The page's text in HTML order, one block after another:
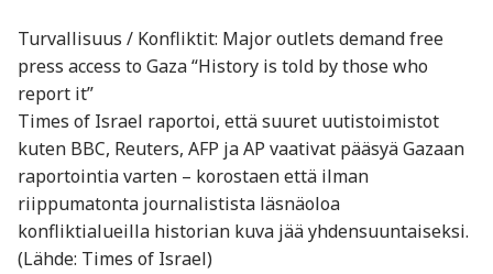
Turvallisuus / Konfliktit: Major outlets demand free
press access to Gaza “History is told by those who
report it”
Times of Israel raportoi, että suuret uutistoimistot
kuten BBC, Reuters, AFP ja AP vaativat pääsyä Gazaan
raportointia varten – korostaen että ilman
riippumatonta journalistista läsnäoloa
konfliktialueilla historian kuva jää yhdensuuntaiseksi.
(Lähde: Times of Israel)